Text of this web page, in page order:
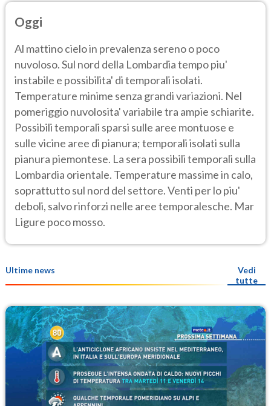
Oggi
Al mattino cielo in prevalenza sereno o poco
nuvoloso. Sul nord della Lombardia tempo piu'
instabile e possibilita' di temporali isolati.
Temperature minime senza grandi variazioni. Nel
pomeriggio nuvolosita' variabile tra ampie schiarite.
Possibili temporali sparsi sulle aree montuose e
sulle vicine aree di pianura; temporali isolati sulla
pianura piemontese. La sera possibili temporali sulla
Lombardia orientale. Temperature massime in calo,
soprattutto sul nord del settore. Venti per lo piu'
deboli, salvo rinforzi nelle aree temporalesche. Mar
Ligure poco mosso.
Ultime news
Vedi
tutte